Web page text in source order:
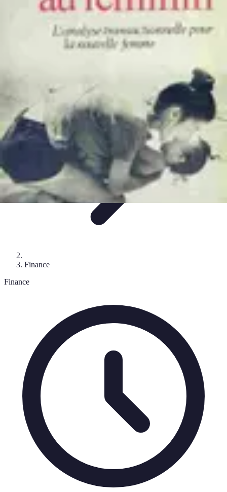
Trucs pour Gagner
Développement personnel
Finance
Finance